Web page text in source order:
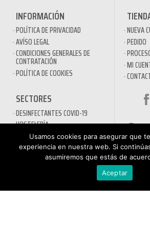
INFORMACIÓN
POLÍTICA DE PRIVACIDAD
AVÍSO LEGAL
CONDICIONES GENERALES DE
CONTRATACIÓN
POLÍTICA DE COOKIES
NUEVA
PEDIDO
MI
SECTORES
DESINFECTANTES COVID-19
HOSTELERÍA
AUTOMOCIÓN
NÁUTICA
MAQUINARIA PROFESIONAL
LIMPIEZA PARA EL HOGAR
Usamos cookies para asegurar que
experiencia en nuestra web. Si
asumiremos que estás de
Aceptar